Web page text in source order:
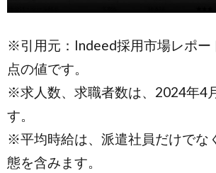
※引用元：Indeed採用市場レポー
点の値です。
※求人数、求職者数は、2024年4
す。
※平均時給は、派遣社員だけでな
態を含みます。